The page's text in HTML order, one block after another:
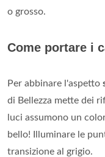
o grosso.
Come portare i
Per abbinare l'aspetto
di Bellezza mette dei
luci assumono un
bello! Illuminare le
transizione al grigio.